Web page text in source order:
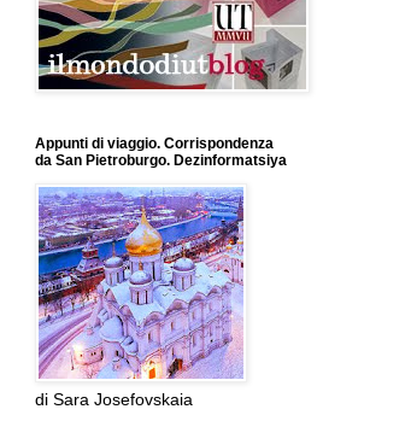
Appunti di viaggio. Corrispondenza
da San Pietroburgo. Dezinformatsiya
di Sara Josefovskaia